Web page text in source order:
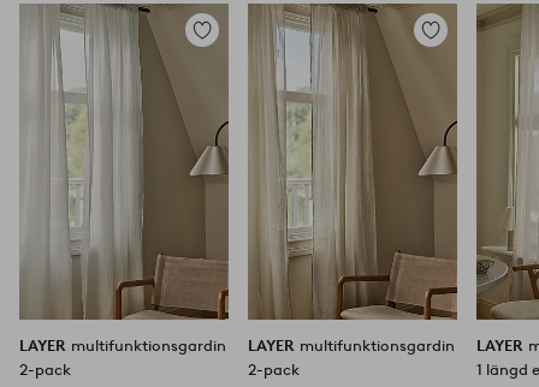
Lägg
LAYER multifunktionsgardin
2-pack
Lägg
LAYER multifunktionsgardin
2-pack
LAYER
1 längd